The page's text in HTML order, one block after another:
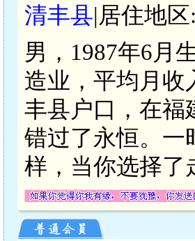
清丰县|居住地区:
男，1987年6月
造业，平均月收
丰县户口，在福
错过了永恒。一
样，当你选择了